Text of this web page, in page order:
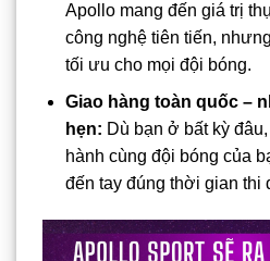
Apollo mang đến giá trị
công nghệ tiên tiến,
tối ưu cho mọi đội bóng.
Giao hàng toàn quốc –
hẹn: Dù bạn ở bất kỳ
hành cùng đội bóng của
đến tay đúng thời gian thi